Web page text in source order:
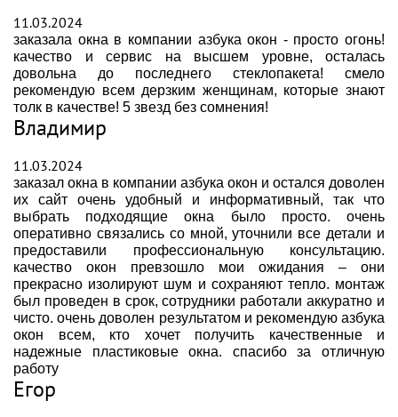
11.03.2024
заказала окна в компании азбука окон - просто огонь!
качество и сервис на высшем уровне, осталась
довольна до последнего стеклопакета! смело
рекомендую всем дерзким женщинам, которые знают
толк в качестве! 5 звезд без сомнения!
Владимир
11.03.2024
заказал окна в компании азбука окон и остался доволен
их сайт очень удобный и информативный, так что
выбрать подходящие окна было просто. очень
оперативно связались со мной, уточнили все детали и
предоставили профессиональную консультацию.
качество окон превзошло мои ожидания – они
прекрасно изолируют шум и сохраняют тепло. монтаж
был проведен в срок, сотрудники работали аккуратно и
чисто. очень доволен результатом и рекомендую азбука
окон всем, кто хочет получить качественные и
надежные пластиковые окна. спасибо за отличную
работу
Егор